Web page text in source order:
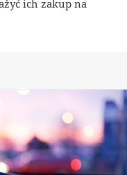
ich zakup na